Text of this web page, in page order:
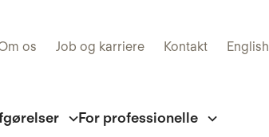
os Job og karriere Kontakt English
For professionelle